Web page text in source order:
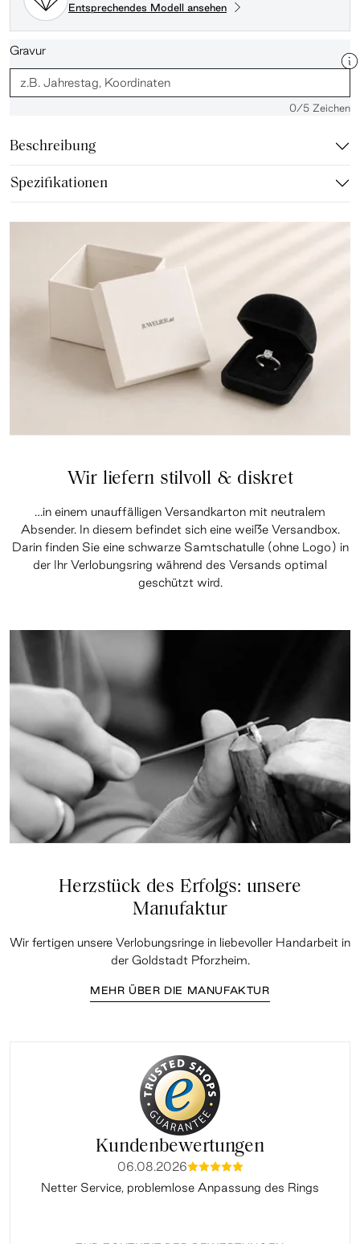
Entsprechendes Modell ansehen
Gravur
0/5 Zeichen
Beschreibung
Spezifikationen
Wir liefern stilvoll & diskret
…in einem unauffälligen Versandkarton mit neutralem
Absender. In diesem befindet sich eine weiße Versandbox.
Darin finden Sie eine schwarze Samtschatulle (ohne Logo) in
der Ihr Verlobungsring während des Versands optimal
geschützt wird.
Herzstück des Erfolgs: unsere
Manufaktur
Wir fertigen unsere Verlobungsringe in liebevoller Handarbeit in
der Goldstadt Pforzheim.
MEHR ÜBER DIE MANUFAKTUR
Kundenbewertungen
06.08.2026mmmmm
Netter Service, problemlose Anpassung des Rings